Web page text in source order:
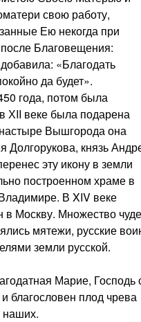
свою работу,
Ею некогда при
Благовещения:
«Благодать
да будет».
года, потом была
ХII веке была подарена
Вышгорода она
князь
эту икону в земли
построенном храме в
В XIV веке
в Москву. Множество
мятежи, русские
земли русской.
Марие, Господь
благословен плод чрева
наших.